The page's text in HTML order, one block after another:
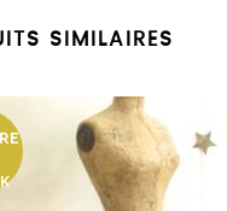
SIMILAIRES